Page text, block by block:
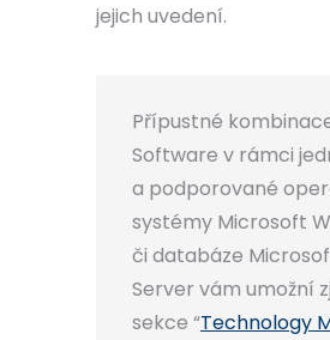
jejich uvedení.
Přípustné
Software v rámci
a podporované
systémy Microsoft
či databáze
Server vám umožní
sekce “Technology